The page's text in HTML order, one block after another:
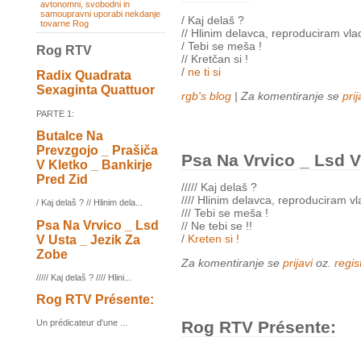
avtonomni, svobodni in
samoupravni uporabi nekdanje
tovarne Rog
Rog RTV
Radix Quadrata
Sexaginta Quattuor
PARTE 1:
Butalce Na
Prevzgojo _ Prašiča
V Kletko _ Bankirje
Pred Zid
/ Kaj delaš ? // Hlinim dela...
Psa Na Vrvico _ Lsd
V Usta _ Jezik Za
Zobe
///// Kaj delaš ? //// Hlini...
Rog RTV Présente:
Un prédicateur d'une ...
/ Kaj delaš ?
// Hlinim delavca, reproduciram
/ Tebi se meša !
// Kretčan si !
/ ne ti si
rgb's blog | Za komentiranje se
Psa Na Vrvico _ Lsd
///// Kaj delaš ?
//// Hlinim delavca, reproduciram
/// Tebi se meša !
// Ne tebi se !!
/ Kreten si !
Za komentiranje se prijavioz.
Rog RTV Présente: